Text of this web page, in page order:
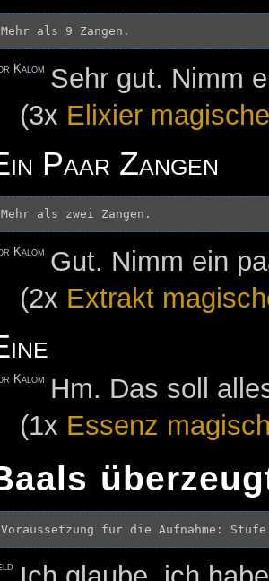
Kalom Sehr gut. Nimm
(3x Elixier
Paar Zangen
Kalom Gut. Nimm ein
(2x Extrakt
Kalom
Hm. Das soll
(1x Essenz